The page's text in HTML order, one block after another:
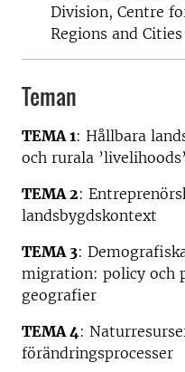
Division, Centre
Regions and
Teman
TEMA 1: Hållbara
och rurala ’livelihoods’
TEMA 2:
landsbygdskontext
TEMA 3:
migration: policy och
geografier
TEMA 4:
förändringsprocesser